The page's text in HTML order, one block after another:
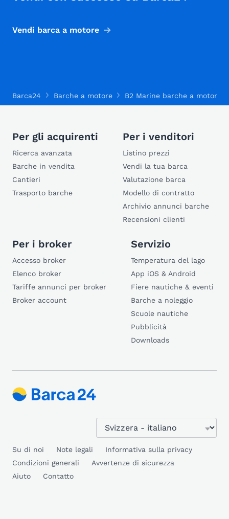
Vendi barca a motore
Barca24 Barche a motore B2 Marine barche a motore
Per gli acquirenti
Ricerca avanzata
Barche in vendita
Cantieri
Trasporto barche
Per i venditori
Listino prezzi
Vendi la tua barca
Valutazione barca
Modello di contratto
Archivio annunci barche
Recensioni clienti
Per i broker
Accesso broker
Elenco broker
Tariffe annunci per broker
Broker account
Servizio
Temperatura del lago
App iOS & Android
Fiere nautiche & eventi
Barche a noleggio
Scuole nautiche
Pubblicità
Downloads
Su di noi Note legali
Informativa sulla privacy
Condizioni generali
Avvertenze di sicurezza
Aiuto
Contatto